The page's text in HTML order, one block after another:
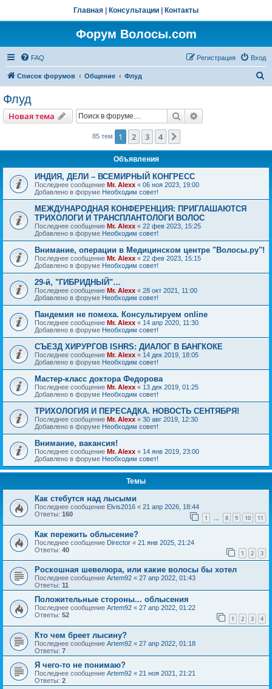
Главная Консультации Контакты
Форум Волосы.com
FAQ Вход
Регистрация
Список форумов Общение Флуд
Флуд
Новая тема Поиск
85 тем 1 2 3 4
Объявления
ИНДИЯ, ДЕЛИ – ВСЕМИРНЫЙ КОНГРЕСС
Последнее сообщение Mr. Alexx « 06 ноя 2023, 19:00
Добавлено в форуме Необходим совет!
МЕЖДУНАРОДНАЯ КОНФЕРЕНЦИЯ: ПРИГЛАШАЮТСЯ
ТРИХОЛОГИ И ТРАНСПЛАНТОЛОГИ ВОЛОС
Последнее сообщение Mr. Alexx « 22 фев 2023, 15:25
Добавлено в форуме Необходим совет!
Внимание, операции в Медицинском центре "Волосы.ру"!
Последнее сообщение Mr. Alexx « 22 фев 2023, 15:15
Добавлено в форуме Необходим совет!
29-й, "ГИБРИДНЫЙ"…
Последнее сообщение Mr. Alexx « 28 окт 2021, 11:00
Добавлено в форуме Необходим совет!
Пандемия не помеха. Консультируем online
Последнее сообщение Mr. Alexx « 14 апр 2020, 11:30
Добавлено в форуме Необходим совет!
СЪЕЗД ХИРУРГОВ ISHRS: ДИАЛОГ В БАНГКОКЕ
Последнее сообщение Mr. Alexx « 14 дек 2019, 18:05
Добавлено в форуме Необходим совет!
Мастер-класс доктора Федорова
Последнее сообщение Mr. Alexx « 13 дек 2019, 01:25
Добавлено в форуме Необходим совет!
ТРИХОЛОГИЯ И ПЕРЕСАДКА. НОВОСТЬ СЕНТЯБРЯ!
Последнее сообщение Mr. Alexx « 30 авг 2019, 12:30
Добавлено в форуме Необходим совет!
Внимание, вакансия!
Последнее сообщение Mr. Alexx « 14 янв 2019, 23:00
Добавлено в форуме Необходим совет!
Темы
Как стебутся над лысыми
Последнее сообщение Elvis2016 « 21 апр 2026, 18:44
Ответы: 160 1 … 8 9 10 11
Как пережить облысение?
Последнее сообщение Director « 21 янв 2025, 21:24
Ответы: 40 1 2 3
Роскошная шевелюра, или какие волосы бы хотел
Последнее сообщение Artem92 « 27 апр 2022, 01:43
Ответы: 11
Положительные стороны... облысения
Последнее сообщение Artem92 « 27 апр 2022, 01:22
Ответы: 52 1 2 3 4
Кто чем бреет лысину?
Последнее сообщение Artem92 « 27 апр 2022, 01:18
Ответы: 7
Я чего-то не понимаю?
Последнее сообщение Artem92 « 21 ноя 2021, 21:21
Ответы: 2